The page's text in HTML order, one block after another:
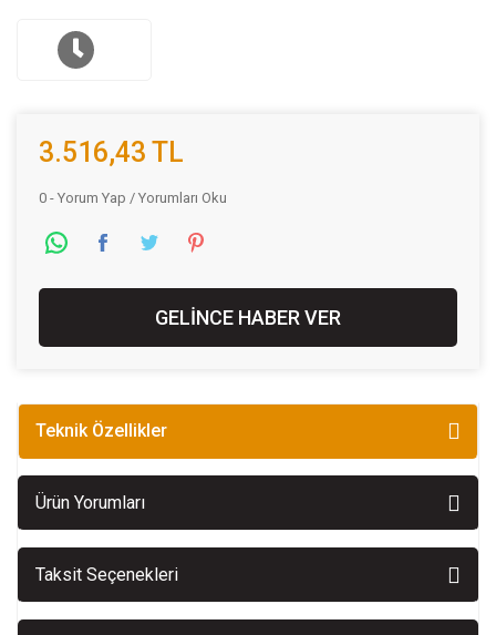
3.516,43 TL
0 - Yorum Yap / Yorumları Oku
GELİNCE HABER VER
Teknik Özellikler
Ürün Yorumları
Taksit Seçenekleri